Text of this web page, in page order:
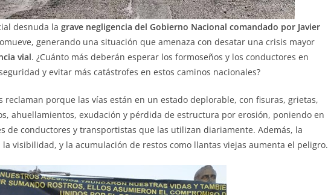
desnuda la grave negligencia del Gobierno Nacional comandado por Javier
generando una situación que amenaza con desatar una crisis mayor
vial. ¿Cuánto más deberán esperar los formoseños y los conductores en
y evitar más catástrofes en estos caminos nacionales?
reclaman porque las vías están en un estado deplorable, con fisuras, grietas,
ahuellamientos, exudación y pérdida de estructura por erosión, poniendo en
de conductores y transportistas que las utilizan diariamente. Además, la
visibilidad, y la acumulación de restos como llantas viejas aumenta el peligro.